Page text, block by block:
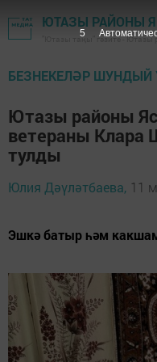
ЮТАЗЫ РАЙОНЫ
"Ютазы таңы" гәзите -
БЕЗНЕКЕЛӘР ШУНДЫЙ
Ютазы районы
ветераны Клара
тулды
Юлия Дәүләтбаева, 11
Эшкә батыр һәм
4